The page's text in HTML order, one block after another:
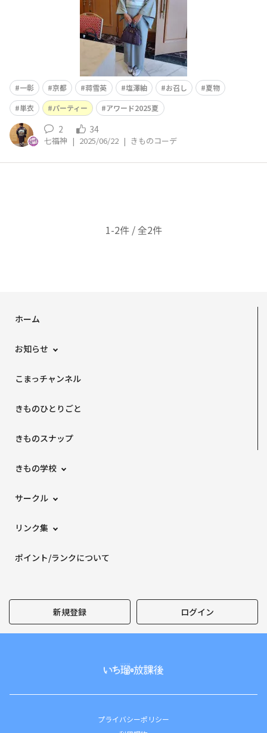
一彰 京都 蒋雪英 塩澤紬 お召し
夏物
単衣
パーティー アワード2025夏
2 34
七福神 | 2025/06/22 | きものコーデ
1-2件 / 全2件
ホーム
お知らせ
こまっチャンネル
きものひとりごと
きものスナップ
きもの学校
サークル
リンク集
ポイント/ランクについて
新規登録 ログイン
プライバシーポリシー